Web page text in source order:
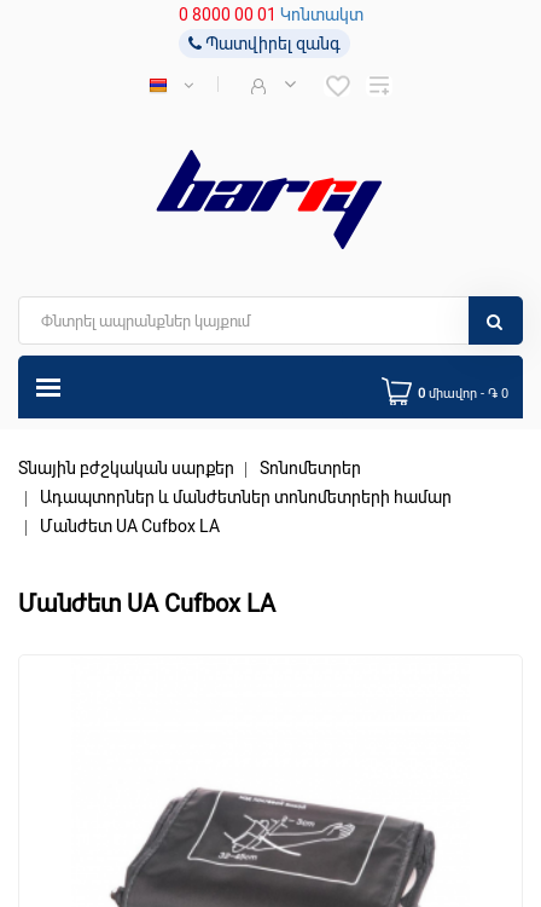
0 8000 00 01 Կոնտակտ
Պատվիրել զանգ
0 միավոր - ֏ 0
Տնային բժշկական սարքեր
Տոնոմետրեր
Ադապտորներ և մանժետներ տոնոմետրերի համար
Մանժետ UA Cufbox LA
Մանժետ UA Cufbox LA